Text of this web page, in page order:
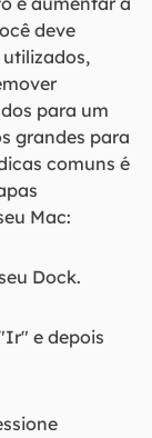
deve
para um
grandes para
comuns é
Mac:
Dock.
e depois